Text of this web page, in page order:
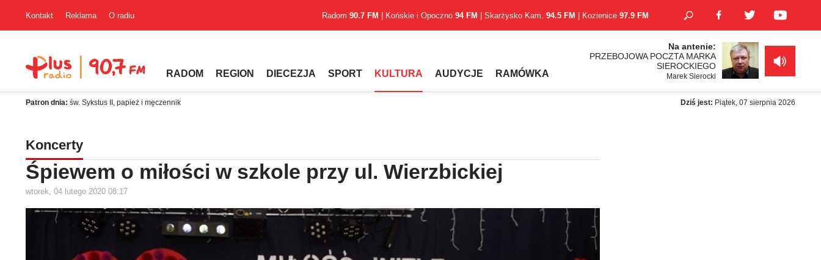
Kontakt Reklama O radiu Radom 90.7 FM | Końskie i Opoczno 94 FM | Skarżysko Kam. 94.5 FM | Kozienice 97.9 FM
RADOM REGION DIECEZJA SPORT KULTURA AUDYCJE RAMÓWKA
Na antenie:
PRZEBOJOWA POCZTA MARKA
SIEROCKIEGO
Marek Sierocki
Patron dnia: św. Sykstus II, papież i męczennik Dziś jest: Piątek, 07 sierpnia 2026
Koncerty
Śpiewem o miłości w szkole przy ul. Wierzbickiej
wtorek, 04 lutego 2020 08:17